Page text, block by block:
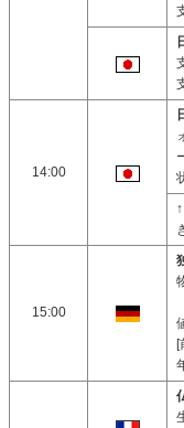
14:00
15:00